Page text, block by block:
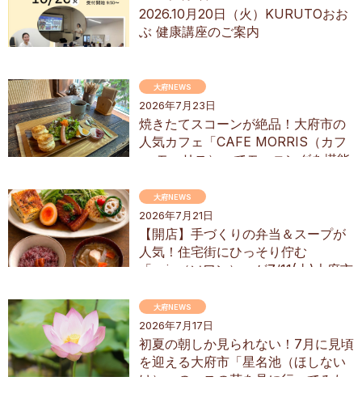
2026.10月20日（火）KURUTOおお
ぶ 健康講座のご案内
2026年7月23日
焼きたてスコーンが絶品！大府市の
人気カフェ「CAFE MORRIS（カフ
ェ モーリス）」でモーニングを堪能
大府NEWS
2026年7月21日
【開店】手づくりの弁当＆スープが
人気！住宅街にひっそり佇む
「soin（ソワン）」が7/11(土)大府市
大府NEWS
2026年7月17日
初夏の朝しか見られない！7月に見頃
を迎える大府市「星名池（ほしない
け）」のハスの花を見に行ってみた
大府NEWS